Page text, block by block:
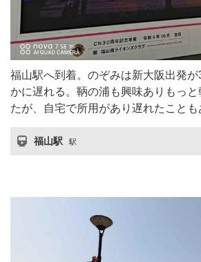
福山駅へ到着。のぞみは新大阪出発
かに遅れる。鞆の浦も興味ありもっ
たが、自宅で所用があり遅れたことも
福山駅 駅